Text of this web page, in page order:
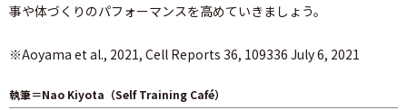
事や体づくりのパフォーマンスを高めていきましょう。
※Aoyama et al., 2021, Cell Reports 36, 109336 July 6, 2021
執筆＝Nao Kiyota（Self Training Café）